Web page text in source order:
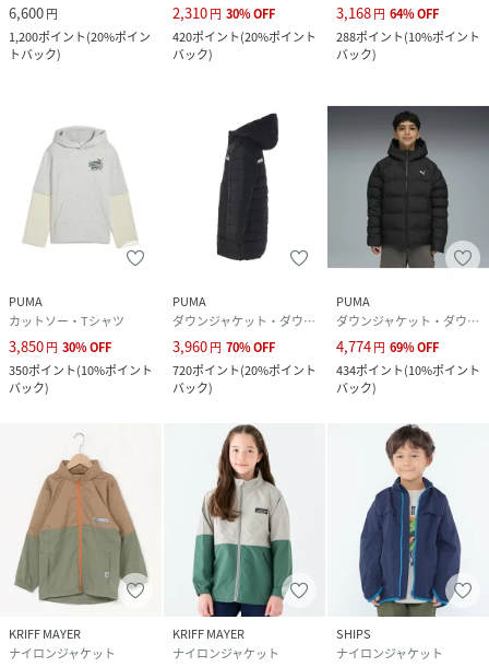
6,600円
1,200ポイント(20%ポイン
トバック)
2,310円 30%OFF
420ポイント(20%ポイント
バック)
3,168円 64%OFF
288ポイント(10%ポイント
バック)
PUMA
カットソー・Tシャツ
3,850円 30%OFF
350ポイント(10%ポイント
バック)
PUMA
ダウンジャケット・ダウンベスト
3,960円 70%OFF
720ポイント(20%ポイント
バック)
PUMA
ダウンジャケット・ダウンベスト
4,774円 69%OFF
434ポイント(10%ポイント
バック)
KRIFF MAYER
ナイロンジャケット
KRIFF MAYER
ナイロンジャケット
SHIPS
ナイロンジャケット